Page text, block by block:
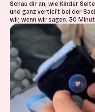
Schau dir an, wie Kinder
und ganz vertieft bei der
wir, wenn wir sagen: 30